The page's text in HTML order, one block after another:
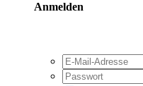
Anmelden